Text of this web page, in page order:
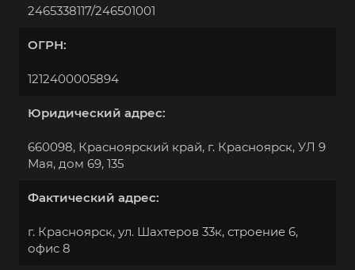
2465338117/246501001
ОГРН:
1212400005894
Юридический адрес:
660098, Красноярский край, г. Красноярск, УЛ 9
Мая, дом 69, 135
Фактический адрес:
г. Красноярск, ул. Шахтеров 33к, строение 6,
офис 8